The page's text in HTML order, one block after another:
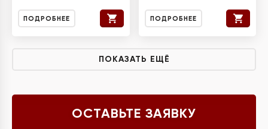
ПОДРОБНЕЕ ПОДРОБНЕЕ
ПОКАЗАТЬ ЕЩЁ
ОСТАВЬТЕ ЗАЯВКУ